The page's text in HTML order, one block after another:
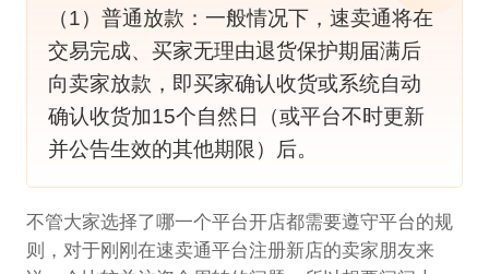
（1）普通放款：一般情况下，速卖通将在
交易完成、买家无理由退货保护期届满后
向卖家放款，即买家确认收货或系统自动
确认收货加15个自然日（或平台不时更新
并公告生效的其他期限）后。
不管大家选择了哪一个平台开店都需要遵守平台的规
则，对于刚刚在速卖通平台注册新店的卖家朋友来